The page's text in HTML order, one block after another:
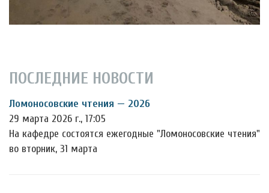
ПОСЛЕДНИЕ НОВОСТИ
Ломоносовские чтения — 2026
29 марта 2026 г., 17:05
На кафедре состоятся ежегодные "Ломоносовские чтения"
во вторник, 31 марта